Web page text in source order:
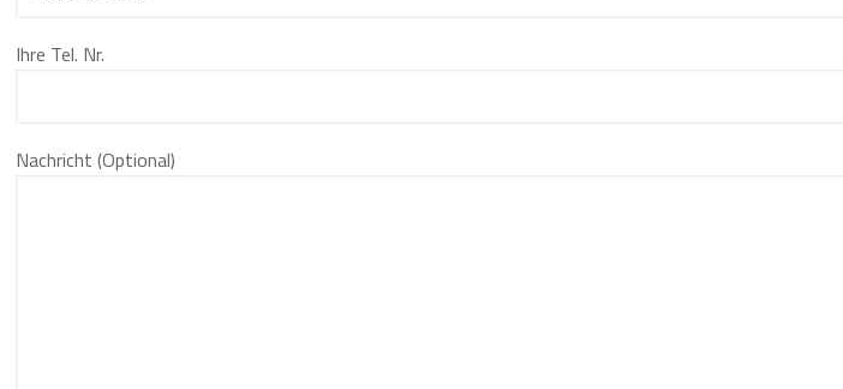
Ihre Tel. Nr.
Nachricht (Optional)